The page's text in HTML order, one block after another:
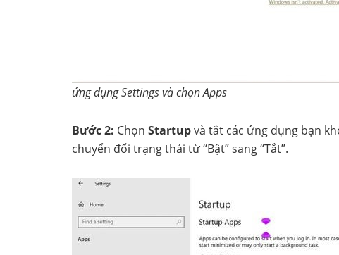
ứng dụng Settings và chọn Apps
Bước 2: Chọn Startupvà tắt các ứng dụng bạn
chuyển đổi trạng thái từ “Bật” sang “Tắt”.